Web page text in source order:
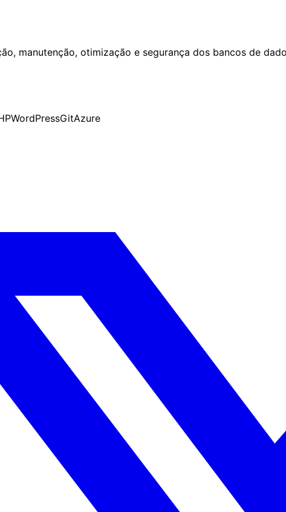
manutenção, otimização e segurança dos bancos de
WordPressGitAzure